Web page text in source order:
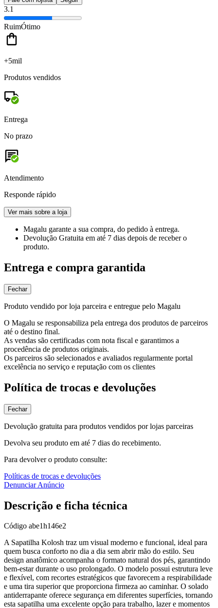
3.1
RuimÓtimo
+5mil
Produtos vendidos
Entrega
No prazo
Atendimento
Responde rápido
Ver mais sobre a loja
Magalu garante a sua compra, do pedido à entrega.
Devolução Gratuita em até 7 dias depois de receber o
produto.
Entrega e compra garantida
Fechar
Produto vendido por loja parceira e entregue pelo Magalu
O Magalu se responsabiliza pela entrega dos produtos de parceiros
até o destino final.
As vendas são certificadas com nota fiscal e garantimos a
procedência de produtos originais.
Os parceiros são selecionados e avaliados regularmente portal
excelência no serviço e reputação com os clientes
Política de trocas e devoluções
Fechar
Devolução gratuita para produtos vendidos por lojas parceiras
Devolva seu produto em até 7 dias do recebimento.
Para devolver o produto consulte:
Políticas de trocas e devoluções
Denunciar Anúncio
Descrição e ficha técnica
Código abe1h146e2
A Sapatilha Kolosh traz um visual moderno e funcional, ideal para
quem busca conforto no dia a dia sem abrir mão do estilo. Seu
design anatômico acompanha o formato natural dos pés, garantindo
bem-estar durante o uso prolongado. O modelo possui estrutura leve
e flexível, com recortes estratégicos que favorecem a respirabilidade
e uma tira superior que proporciona firmeza ao caminhar. O solado
antiderrapante oferece segurança em diferentes superfícies, tornando
esta sapatilha uma excelente opção para trabalho, lazer e momentos